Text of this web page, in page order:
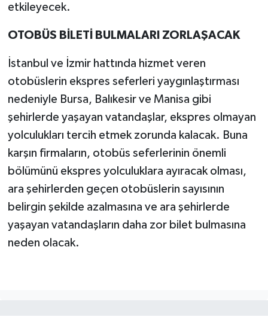
etkileyecek.
OTOBÜS BİLETİ BULMALARI ZORLAŞACAK
İstanbul ve İzmir hattında hizmet veren
otobüslerin ekspres seferleri yaygınlaştırması
nedeniyle Bursa, Balıkesir ve Manisa gibi
şehirlerde yaşayan vatandaşlar, ekspres olmayan
yolculukları tercih etmek zorunda kalacak. Buna
karşın firmaların, otobüs seferlerinin önemli
bölümünü ekspres yolculuklara ayıracak olması,
ara şehirlerden geçen otobüslerin sayısının
belirgin şekilde azalmasına ve ara şehirlerde
yaşayan vatandaşların daha zor bilet bulmasına
neden olacak.